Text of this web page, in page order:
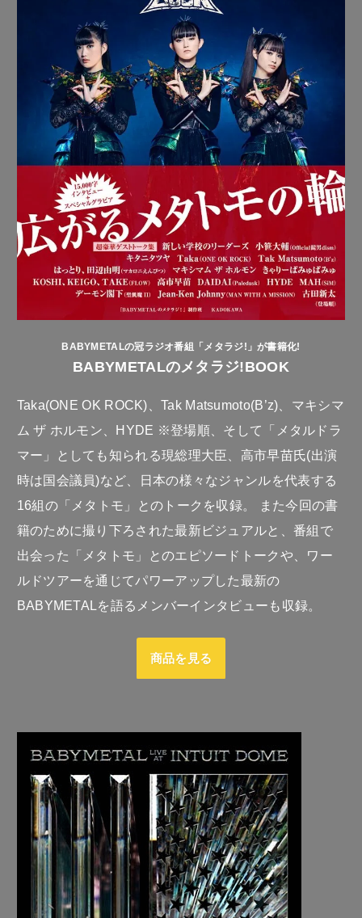
BABYMETALの冠ラジオ番組「メタラジ!」が書籍化!
BABYMETALのメタラジ!BOOK
Taka(ONE OK ROCK)、Tak Matsumoto(B’z)、マキシマ
ム ザ ホルモン、HYDE ※登場順、そして「メタルドラ
マー」としても知られる現総理大臣、高市早苗氏(出演
時は国会議員)など、日本の様々なジャンルを代表する
16組の「メタトモ」とのトークを収録。 また今回の書
籍のために撮り下ろされた最新ビジュアルと、番組で
出会った「メタトモ」とのエピソードトークや、ワー
ルドツアーを通じてパワーアップした最新の
BABYMETALを語るメンバーインタビューも収録。
商品を見る